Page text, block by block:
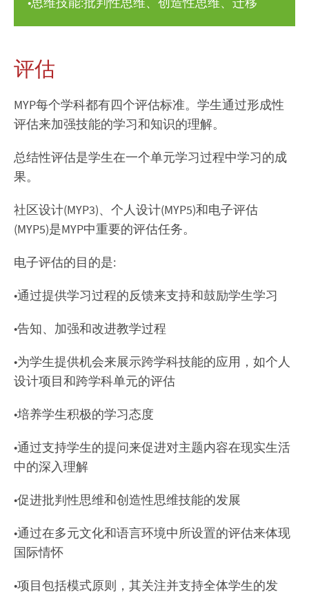
评估
MYP每个学科都有四个评估标准。学生通过形成性
评估来加强技能的学习和知识的理解。
总结性评估是学生在一个单元学习过程中学习的成
果。
社区设计(MYP3)、个人设计(MYP5)和电子评估
(MYP5)是MYP中重要的评估任务。
电子评估的目的是:
•通过提供学习过程的反馈来支持和鼓励学生学习
•告知、加强和改进教学过程
•为学生提供机会来展示跨学科技能的应用，如个人
设计项目和跨学科单元的评估
•培养学生积极的学习态度
•通过支持学生的提问来促进对主题内容在现实生活
中的深入理解
•促进批判性思维和创造性思维技能的发展
•通过在多元文化和语言环境中所设置的评估来体现
国际情怀
•项目包括模式原则，其关注并支持全体学生的发